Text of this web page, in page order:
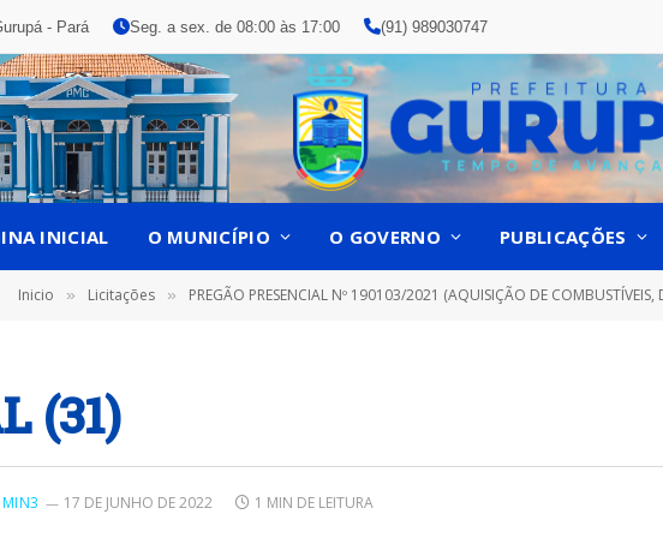
- Pará Seg. a sex. de 08:00 às 17:00 (91) 989030747
INICIAL O MUNICÍPIO O GOVERNO PUBLICAÇÕES
Inicio » Licitações » PREGÃO PRESENCIAL Nº 190103/2021 (AQUISIÇÃO DE COMBUSTÍVEIS,
(31)
17 DE JUNHO DE 2022 1 MIN DE LEITURA